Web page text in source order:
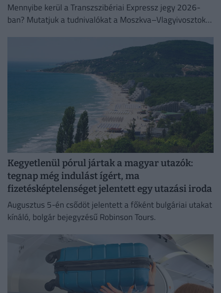
Mennyibe kerül a Transzszibériai Expressz jegy 2026-
ban? Mutatjuk a tudnivalókat a Moszkva–Vlagyivosztok
Kegyetlenül pórul jártak a magyar utazók:
tegnap még indulást ígért, ma
fizetésképtelenséget jelentett egy utazási iroda
Augusztus 5-én csődöt jelentett a főként bulgáriai utakat
kínáló, bolgár bejegyzésű Robinson Tours.